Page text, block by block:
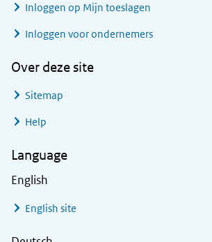
Inloggen op Mijn toeslagen
Inloggen voor ondernemers
Over deze site
Sitemap
Help
Language
English
English site